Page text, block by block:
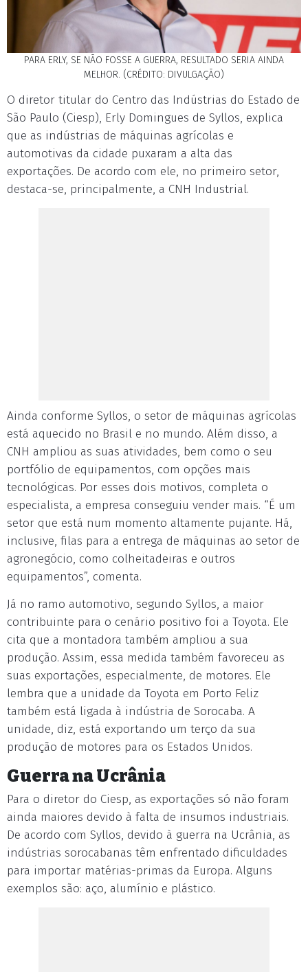
PARA ERLY, SE NÃO FOSSE A GUERRA, RESULTADO SERIA AINDA
MELHOR. (CRÉDITO: DIVULGAÇÃO)
O diretor titular do Centro das Indústrias do Estado de
São Paulo (Ciesp), Erly Domingues de Syllos, explica
que as indústrias de máquinas agrícolas e
automotivas da cidade puxaram a alta das
exportações. De acordo com ele, no primeiro setor,
destaca-se, principalmente, a CNH Industrial.
Ainda conforme Syllos, o setor de máquinas agrícolas
está aquecido no Brasil e no mundo. Além disso, a
CNH ampliou as suas atividades, bem como o seu
portfólio de equipamentos, com opções mais
tecnológicas. Por esses dois motivos, completa o
especialista, a empresa conseguiu vender mais. “É um
setor que está num momento altamente pujante. Há,
inclusive, filas para a entrega de máquinas ao setor de
agronegócio, como colheitadeiras e outros
equipamentos”, comenta.
Já no ramo automotivo, segundo Syllos, a maior
contribuinte para o cenário positivo foi a Toyota. Ele
cita que a montadora também ampliou a sua
produção. Assim, essa medida também favoreceu as
suas exportações, especialmente, de motores. Ele
lembra que a unidade da Toyota em Porto Feliz
também está ligada à indústria de Sorocaba. A
unidade, diz, está exportando um terço da sua
produção de motores para os Estados Unidos.
Guerra na Ucrânia
Para o diretor do Ciesp, as exportações só não foram
ainda maiores devido à falta de insumos industriais.
De acordo com Syllos, devido à guerra na Ucrânia, as
indústrias sorocabanas têm enfrentado dificuldades
para importar matérias-primas da Europa. Alguns
exemplos são: aço, alumínio e plástico.